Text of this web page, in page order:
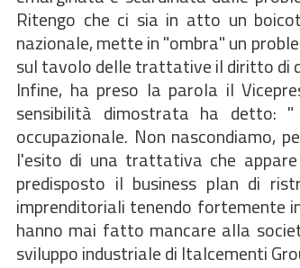
Ritengo che ci sia in atto un
nazionale, mette in "ombra" un
sul tavolo delle trattative il diritto di
Infine, ha preso la parola il
sensibilità dimostrata ha detto:
occupazionale. Non nascondiamo,
l'esito di una trattativa che
predisposto il business plan di
imprenditoriali tenendo fortemente
hanno mai fatto mancare alla
sviluppo industriale di Italcementi